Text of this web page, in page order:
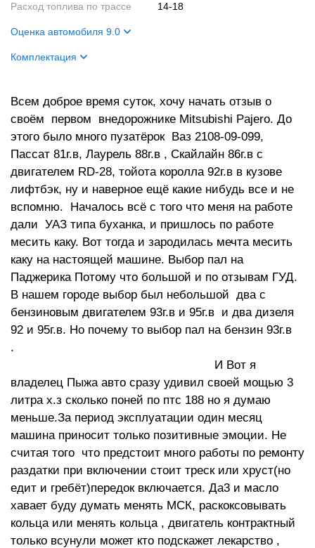
Расход топлива по трассе
14-18
Оценка автомобиля 9.0
Внешний вид
Двигатель
9
Ходовые качества
7
Комплектация
Всем доброе время суток, хочу начать отзыв о
своём первом внедорожнике Mitsubishi Pajero. До
этого было много пузатёрок Ваз 2108-09-099,
Пассат 81г.в, Лаурель 88г.в , Скайлайн 86г.в с
двигателем RD-28, тойота королла 92г.в в кузове
лифтбэк, ну и наверное ещё какие нибудь все и не
вспомню. Началось всё с того что меня на работе
дали УАЗ типа буханка, и пришлось по работе
месить каку. Вот тогда и зародилась мечта месить
каку на настоящей машине. Выбор пал на
Паджерика Потому что большой и по отзывам ГУД.
В нашем городе выбор был небольшой два с
бензиновым двигателем 93г.в и 95г.в и два дизеля
92 и 95г.в. Но почему то выбор пал на бензин 93г.в
.
И Вот я
владелец Пыжа авто сразу удивил своей мощью 3
литра х.з сколько поней по птс 188 но я думаю
меньше.За период эксплуатации один месяц
машина приносит только позитивные эмоции. Не
считая того что предстоит много работы по ремонту
раздатки при включении стоит треск или хруст(но
едит и гребёт)передок включается. Да3 и масло
хавает буду думать менять МСК, раскоксовывать
кольца или менять кольца , двигатель контрактный
только всунули может кто подскажет лекарство ,